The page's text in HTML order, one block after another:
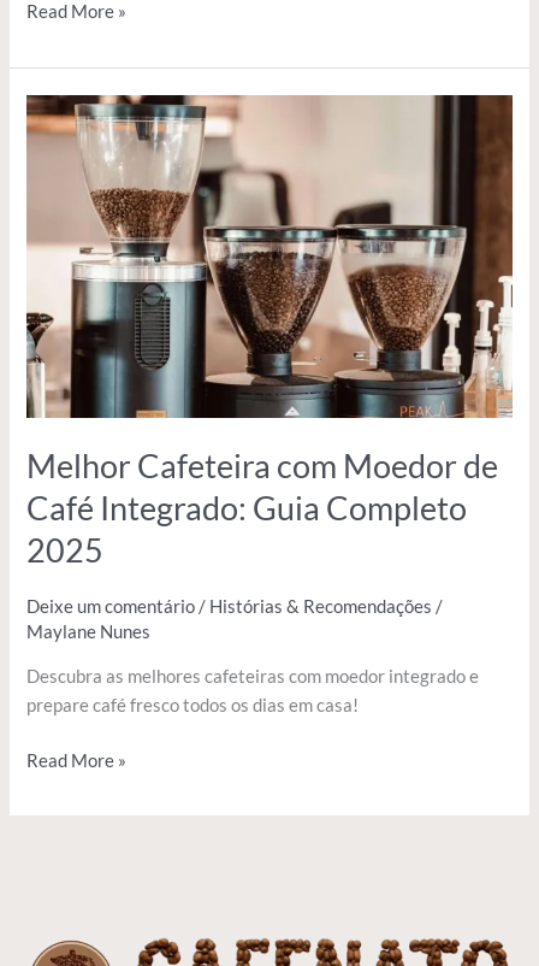
Read More »
Melhor Cafeteira com Moedor de
Café Integrado: Guia Completo
2025
Deixe um comentário / Histórias & Recomendações /
Maylane Nunes
Descubra as melhores cafeteiras com moedor integrado e
prepare café fresco todos os dias em casa!
Melhor
Cafeteira
Moedor
Café
Integrado:
Guia
Completo
2025
Read More »